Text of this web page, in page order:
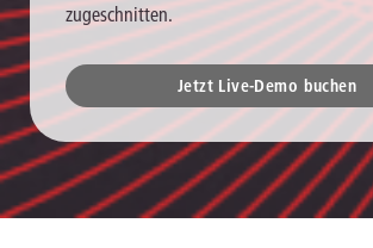
zugeschnitten.
Jetzt Live-Demo buchen